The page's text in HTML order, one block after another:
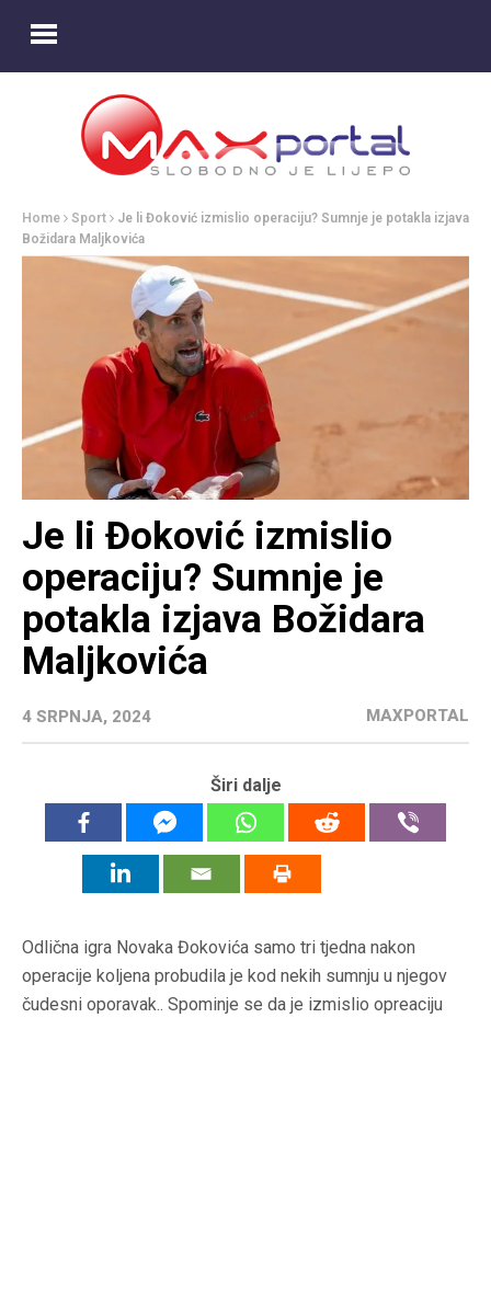
Home Sport
Je li Đoković izmislio operaciju? Sumnje je potakla izjava
Božidara Maljkovića
Je li Đoković izmislio
operaciju? Sumnje je
potakla izjava Božidara
Maljkovića
4 SRPNJA, 2024 MAXPORTAL
Širi dalje
Odlična igra Novaka Đokovića samo tri tjedna nakon
operacije koljena probudila je kod nekih sumnju u njegov
čudesni oporavak.. Spominje se da je izmislio opreaciju